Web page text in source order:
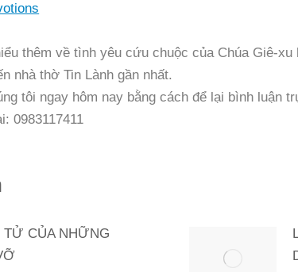
thêm về tình yêu cứu chuộc của Chúa Giê-
nhà thờ Tin Lành gần nhất.
tôi ngay hôm nay bằng cách để lại bình luận
0983117411
TỬ CỦA NHỮNG